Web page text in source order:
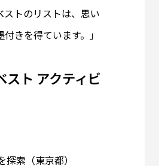
トのリストは、思い
きを得ています。」
スト アクティビ
索（東京都）